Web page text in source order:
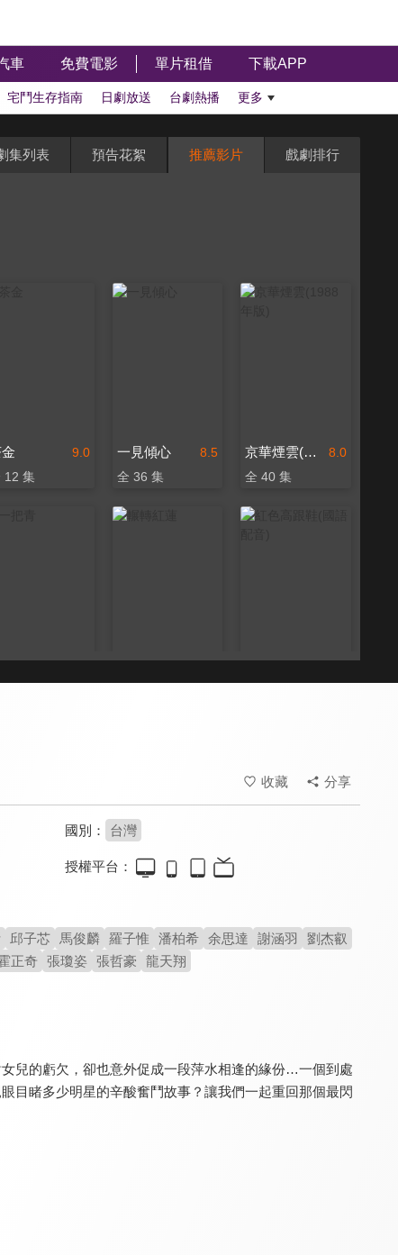
車 免費電影 單片租借 下載APP
宅鬥生存指南 日劇放送 台劇熱播 更多
集列表 預告花絮 推薦影片 戲劇排行
9.0
12 集
8.5
一見傾心
全 36 集
8.0
京華煙雲(1988年版)
全 40 集
199 集 全 1 集 全 42 集
收藏 分享
國別： 台灣
授權平台：
邱子芯 馬俊麟 羅子惟 潘柏希 余思達 謝涵羽
劉杰叡
正奇 張瓊姿 張哲豪 龍天翔
兒的虧欠，卻也意外促成一段萍水相逢的緣份…一個到處
目睹多少明星的辛酸奮鬥故事？讓我們一起重回那個最閃